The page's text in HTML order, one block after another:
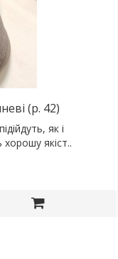
(р. 42)
як і
хорошу якіст..